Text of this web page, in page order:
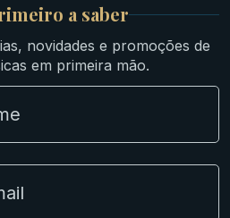
Ibéricas
Grandes
Numismático
Encapsuladas
a saber
novidades e promoções de
em primeira mão.